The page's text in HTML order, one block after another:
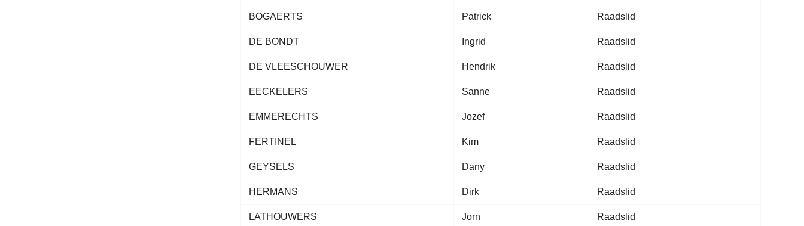
BOGAERTS Patrick Raadslid
DE BONDT Ingrid Raadslid
DE VLEESCHOUWER Hendrik Raadslid
EECKELERS Sanne Raadslid
EMMERECHTS Jozef Raadslid
FERTINEL Kim Raadslid
GEYSELS Dany Raadslid
HERMANS Dirk Raadslid
LATHOUWERS Jorn Raadslid